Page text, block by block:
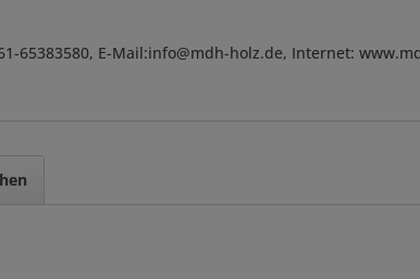
65383580, E-Mail:info@mdh-holz.de, Internet: